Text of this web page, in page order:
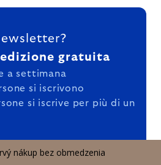
gratuita
a settimana
si iscrivono
si iscrive per più di un
nákup bez obmedzenia